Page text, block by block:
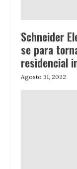
Schneider
se para
residencial
Agosto 31, 2022